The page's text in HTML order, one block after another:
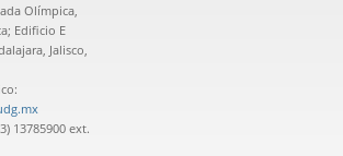
Olímpica,
Edificio E
Jalisco,
13785900 ext.